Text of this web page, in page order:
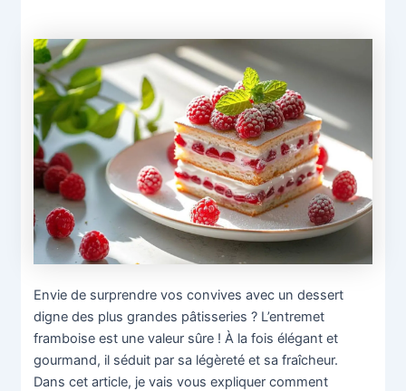
Envie de surprendre vos convives avec un dessert
digne des plus grandes pâtisseries ? L’entremet
framboise est une valeur sûre ! À la fois élégant et
gourmand, il séduit par sa légèreté et sa fraîcheur.
Dans cet article, je vais vous expliquer comment